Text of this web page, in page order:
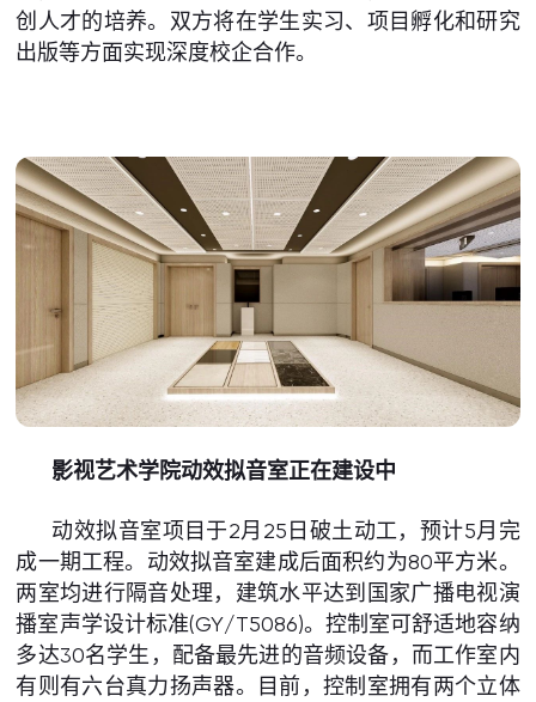
创人才的培养。双方将在学生实习、项目孵化和研究
出版等方面实现深度校企合作。
影视艺术学院动效拟音室正在建设中
动效拟音室项目于2月25日破土动工，预计5月完
成一期工程。动效拟音室建成后面积约为80平方米。
两室均进行隔音处理，建筑水平达到国家广播电视演
播室声学设计标准(GY/T5086)。控制室可舒适地容纳
多达30名学生，配备最先进的音频设备，而工作室内
有则有六台真力扬声器。目前，控制室拥有两个立体